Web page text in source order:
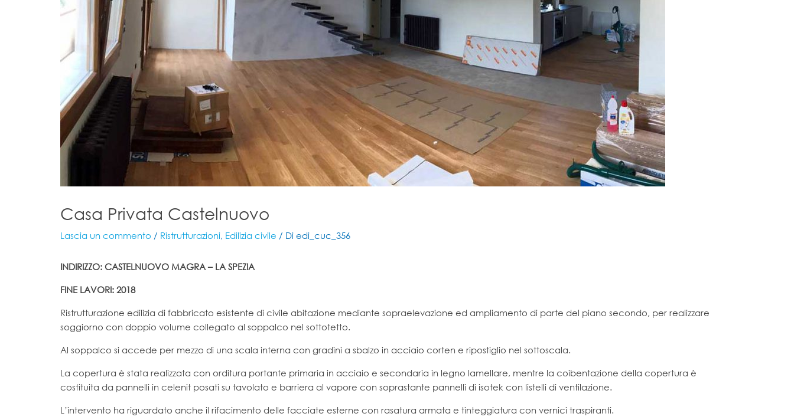
Casa Privata Castelnuovo
Lascia un commento / Ristrutturazioni, Edilizia civile / Di edi_cuc_356
INDIRIZZO: CASTELNUOVO MAGRA – LA SPEZIA
FINE LAVORI: 2018
Ristrutturazione edilizia di fabbricato esistente di civile abitazione mediante sopraelevazione ed ampliamento di parte del piano secondo, per realizzare
soggiorno con doppio volume collegato al soppalco nel sottotetto.
Al soppalco si accede per mezzo di una scala interna con gradini a sbalzo in acciaio corten e ripostiglio nel sottoscala.
La copertura è stata realizzata con orditura portante primaria in acciaio e secondaria in legno lamellare, mentre la coibentazione della copertura è
costituita da pannelli in celenit posati su tavolato e barriera al vapore con soprastante pannelli di isotek con listelli di ventilazione.
L’intervento ha riguardato anche il rifacimento delle facciate esterne con rasatura armata e tinteggiatura con vernici traspiranti.